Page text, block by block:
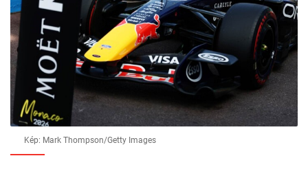
Kép: Mark Thompson/Getty Images